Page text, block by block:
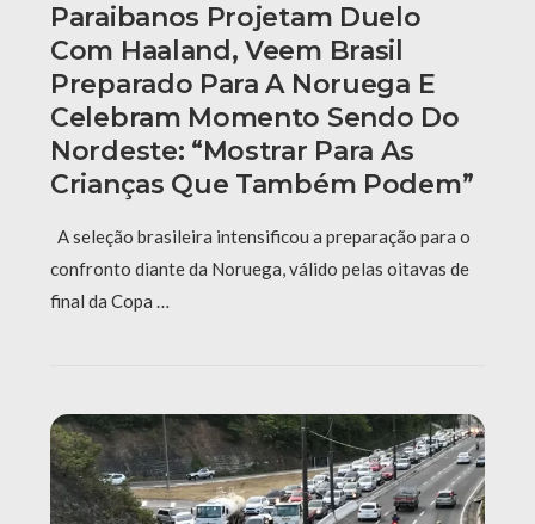
Paraibanos Projetam Duelo
Com Haaland, Veem Brasil
Preparado Para A Noruega E
Celebram Momento Sendo Do
Nordeste: “Mostrar Para As
Crianças Que Também Podem”
A seleção brasileira intensificou a preparação para o
confronto diante da Noruega, válido pelas oitavas de
final da Copa …